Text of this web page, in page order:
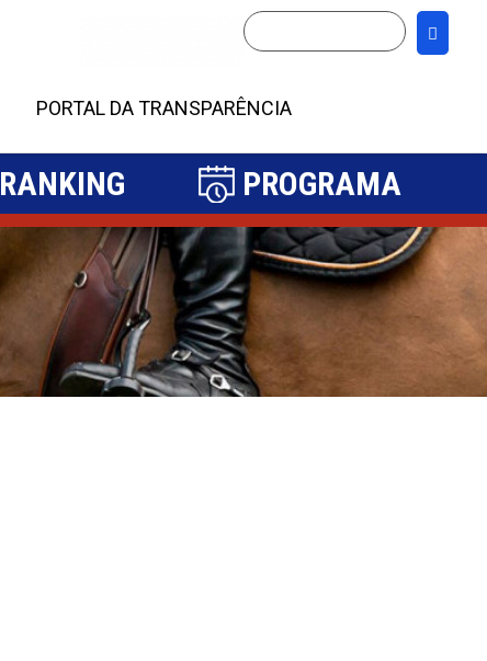
PORTAL DA TRANSPARÊNCIA
RANKING PROGRAMA